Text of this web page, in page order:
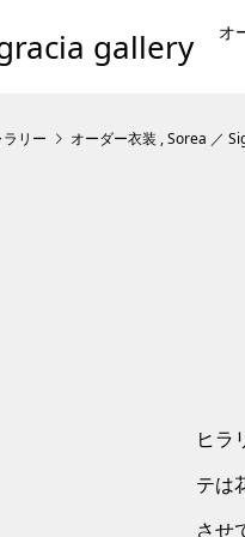
gallery
オ
ラリー オーダー衣装 ,Sorea ／
ヒラ
テは
させ